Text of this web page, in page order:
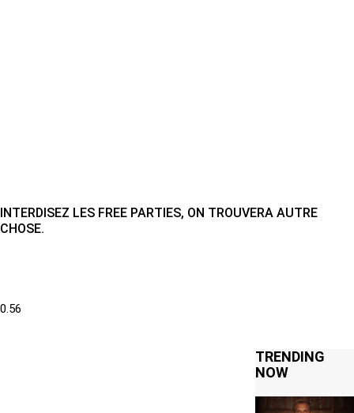
INTERDISEZ LES FREE PARTIES, ON TROUVERA AUTRE
CHOSE.
TRENDING
NOW